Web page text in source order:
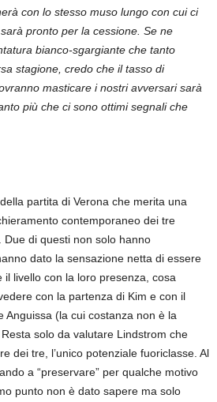
con lo stesso muso lungo con cui ci
pronto per la cessione. Se ne
bianco-sgargiante che tanto
stagione, credo che il tasso di
masticare i nostri avversari sarà
più che ci sono ottimi segnali che
della partita di Verona che merita una
contemporaneo dei tre
di questi non solo hanno
dato la sensazione netta di essere
livello con la loro presenza, cosa
con la partenza di Kim e con il
Anguissa (la cui costanza non è la
solo da valutare Lindstrom che
dei tre, l’unico potenziale fuoriclasse. Al
a “preservare” per qualche motivo
punto non è dato sapere ma solo